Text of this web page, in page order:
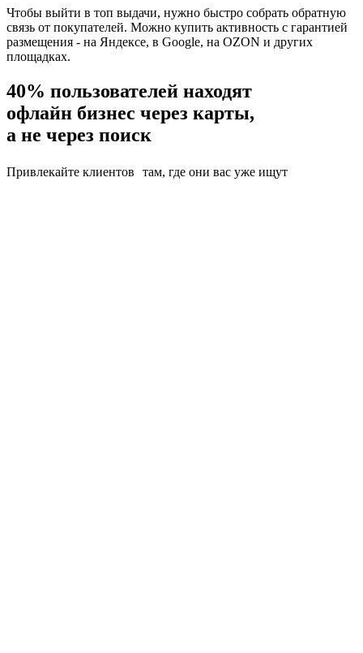
Чтобы выйти в топ выдачи, нужно быстро собрать обратную
связь от покупателей. Можно купить активность с гарантией
размещения - на Яндексе, в Google, на OZON и других
площадках.
40% пользователей находят
офлайн бизнес через карты,
а не через поиск
Привлекайте клиентов там, где они вас уже ищут